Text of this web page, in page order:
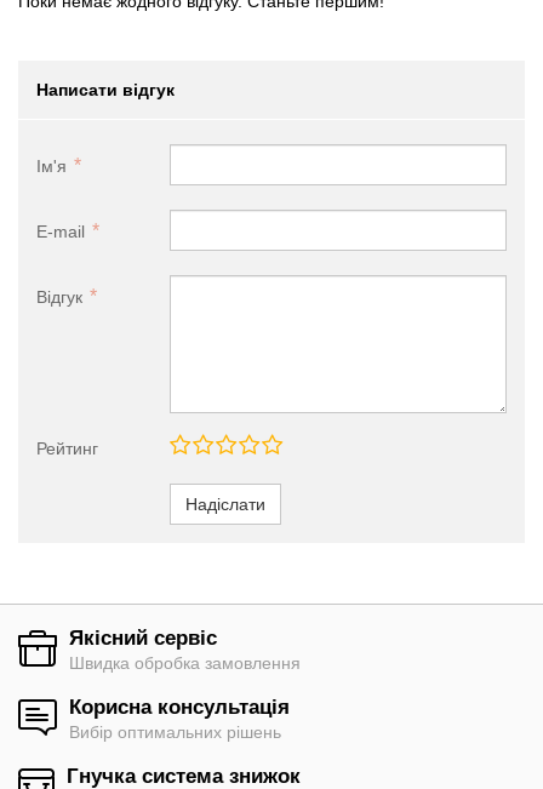
Написати відгук
Ім'я
E-mail
Відгук
Рейтинг
Надіслати
Якісний сервіс
Швидка обробка замовлення
Корисна консультація
Вибір оптимальних рішень
Гнучка система знижок